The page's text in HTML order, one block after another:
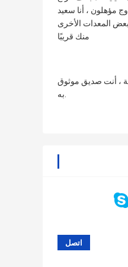
مؤهلون ، أنا سعيد
المعدات الأخرى
منك قريبًا
، أنت صديق موثوق
به.